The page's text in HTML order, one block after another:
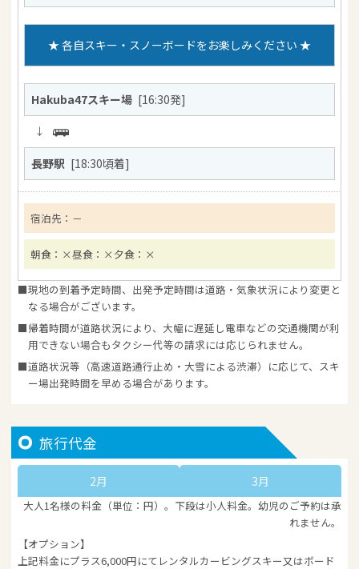
★ 各自スキー・スノーボードをお楽しみください ★
Hakuba47スキー場 [16:30発]
↓
長野駅 [18:30頃着]
宿泊先： －
朝食：×昼食：× 夕食：×
現地の到着予定時間、出発予定時間は道路・気象状況により変更と
なる場合がございます。
帰着時間が道路状況により、大幅に遅延し電車などの交通機関が利
用できない場合もタクシー代等の請求には応じられません。
道路状況等（高速道路通行止め・大雪による渋滞）に応じて、スキ
ー場出発時間を早める場合があります。
旅行代金
2月 3月
大人1名様の料金（単位：円）。下段は小人料金。幼児のご予約は承
れません。
【オプション】
上記料金にプラス6,000円にてレンタルカービングスキー又はボード